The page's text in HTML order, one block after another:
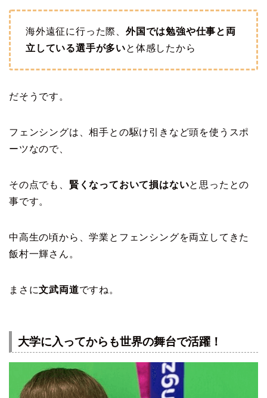
海外遠征に行った際、 外国では勉強や仕事と両
立している選手が多いと体感したから
だそうです。
フェンシングは、相手との駆け引きなど頭を使うスポ
ーツなので、
その点でも、 賢くなっておいて損はないと思ったとの
事です。
中高生の頃から、学業とフェンシングを両立してきた
飯村一輝さん。
まさに文武両道ですね。
大学に入ってからも世界の舞台で活躍！